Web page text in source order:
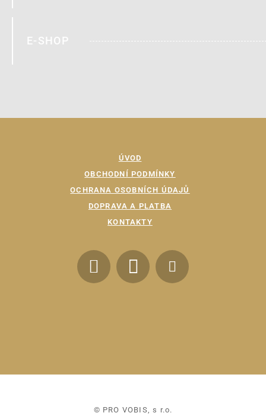
E-SHOP
ÚVOD
OBCHODNÍ PODMÍNKY
OCHRANA OSOBNÍCH ÚDAJŮ
DOPRAVA A PLATBA
KONTAKTY
© PRO VOBIS, s r.o.